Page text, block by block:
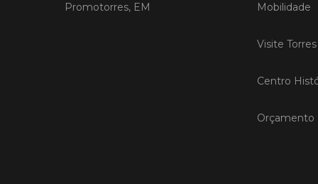
Promotorres, EM Mobilidade
Visite
Centro
Orçamento